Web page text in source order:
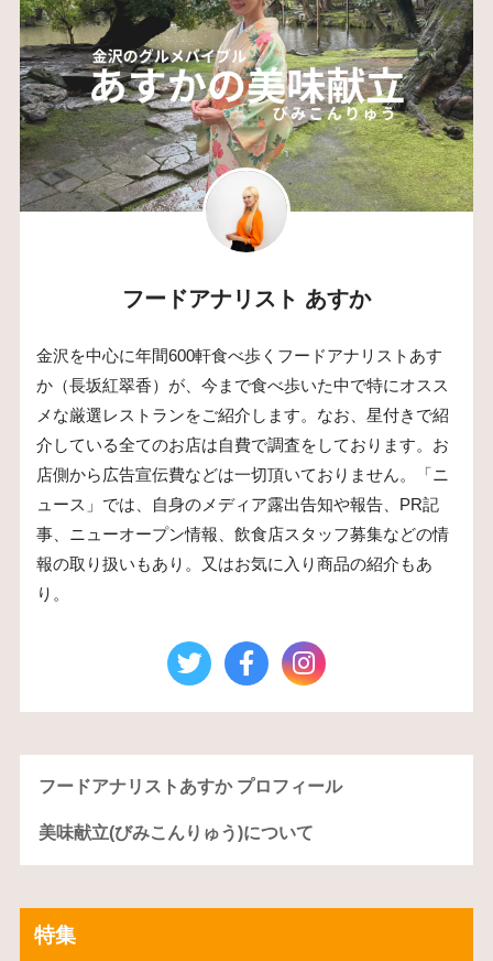
フードアナリスト あすか
金沢を中心に年間600軒食べ歩くフードアナリストあす
か（長坂紅翠香）が、今まで食べ歩いた中で特にオスス
メな厳選レストランをご紹介します。なお、星付きで紹
介している全てのお店は自費で調査をしております。お
店側から広告宣伝費などは一切頂いておりません。「ニ
ュース」では、自身のメディア露出告知や報告、PR記
事、ニューオープン情報、飲食店スタッフ募集などの情
報の取り扱いもあり。又はお気に入り商品の紹介もあ
り。
フードアナリストあすか プロフィール
美味献立(びみこんりゅう)について
特集